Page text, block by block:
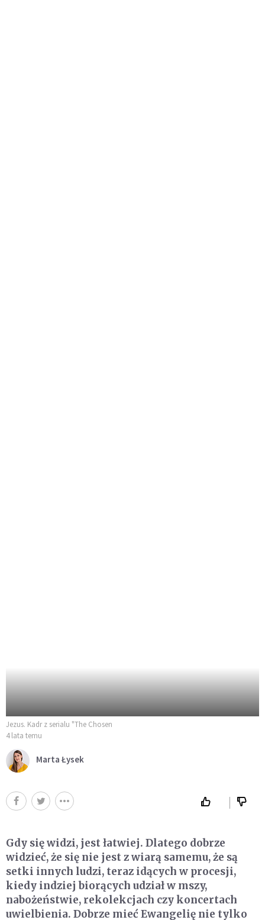
Jezus. Kadr z serialu "The Chosen
4 lata temu
Marta Łysek
Gdy się widzi, jest łatwiej. Dlatego dobrze
widzieć, że się nie jest z wiarą samemu, że są
setki innych ludzi, teraz idących w procesji,
kiedy indziej biorących udział w mszy,
nabożeństwie, rekolekcjach czy koncertach
uwielbienia. Dobrze mieć Ewangelię nie tylko